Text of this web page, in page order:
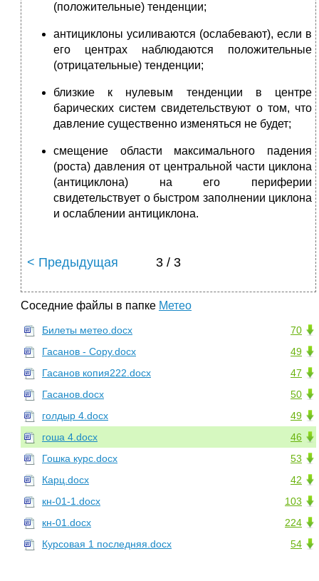
(положительные) тенденции;
антициклоны усиливаются (ослабевают), если в
его центрах наблюдаются положительные
(отрицательные) тенденции;
близкие к нулевым тенденции в центре
барических систем свидетельствуют о том, что
давление существенно изменяться не будет;
смещение области максимального падения
(роста) давления от центральной части циклона
(антициклона) на его периферии
свидетельствует о быстром заполнении циклона
и ослаблении антициклона.
< Предыдущая 3 / 3
Соседние файлы в папке Метео
70
Билеты метео.docx
49
Гасанов - Copy.docx
47
Гасанов копия222.docx
50
Гасанов.docx
49
голдыр 4.docx
46
гоша 4.docx
53
Гошка курс.docx
42
Карц.docx
103
кн-01-1.docx
224
кн-01.docx
54
Курсовая 1 последняя.docx